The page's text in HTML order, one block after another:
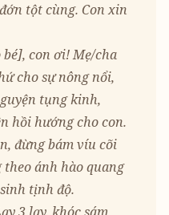
tột cùng. Con xin
con ơi! Mẹ/cha
cho sự nông nổi,
tụng kinh,
hồi hướng cho con.
đừng bám víu cõi
ánh hào quang
tịnh độ.